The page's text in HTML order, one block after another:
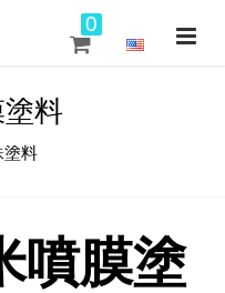
0
料
塗料
噴膜塗